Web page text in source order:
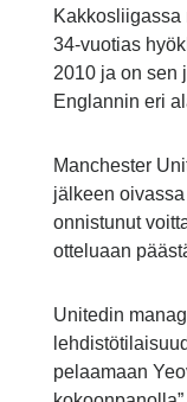
Kakkosliigassa
34-vuotias
2010 ja on sen
Englannin eri
Manchester
jälkeen
onnistunut
otteluaan
Unitedin
pelaamaan